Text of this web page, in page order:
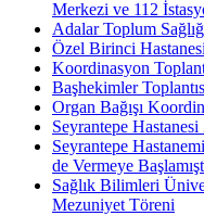
Merkezi ve 112
Adalar Toplum
Özel Birinci
Koordinasyon
Başhekimler
Organ Bağışı
Seyrantepe
Seyrantepe
de Vermeye
Sağlık Bilimleri
Mezuniyet Töreni